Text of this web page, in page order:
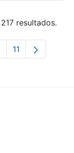
resultados.
Use TAB para
Página
11